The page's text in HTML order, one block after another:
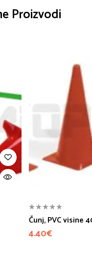
Proizvodi
Čunj, PVC visine
4.40€